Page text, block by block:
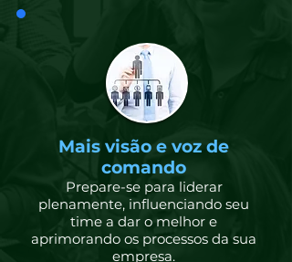
Mais visão e voz de
comando
Prepare-se para liderar
plenamente, influenciando seu
time a dar o melhor e
aprimorando os processos da sua
empresa.